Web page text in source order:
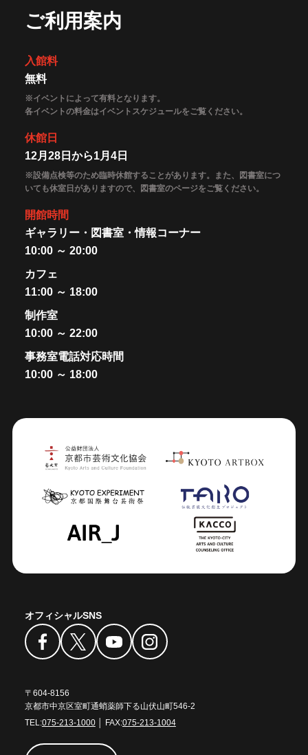
ご利用案内
入館料
無料
※イベントによって有料となります。
各イベントの料金はイベントスケジュールをご覧ください。
休館日
12月28日から1月4日
※設備点検等のため臨時休館することがあります。また、図書室につ
いても休室日がありますので、図書室のページをご覧ください。
開館時間
ギャラリー・図書室・情報コーナー
10:00 ～ 20:00
カフェ
11:00 ～ 18:00
制作室
10:00 ～ 22:00
事務室電話対応時間
10:00 ～ 18:00
オフィシャルSNS
〒604-8156
京都市中京区室町通蛸薬師下る山伏山町546-2
TEL:075-213-1000│ FAX:075-213-1004